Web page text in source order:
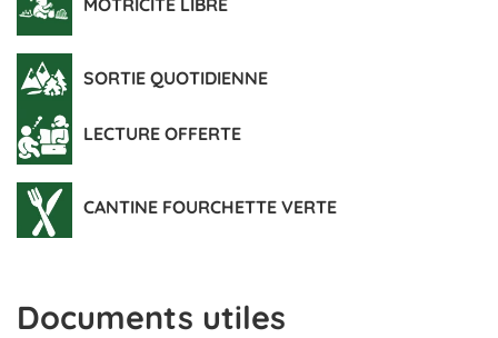
SORTIE QUOTIDIENNE
LECTURE OFFERTE
CANTINE FOURCHETTE VERTE
Documents utiles